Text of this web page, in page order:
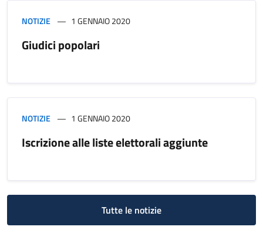
NOTIZIE 1 GENNAIO 2020
Giudici popolari
NOTIZIE 1 GENNAIO 2020
Iscrizione alle liste elettorali aggiunte
Tutte le notizie